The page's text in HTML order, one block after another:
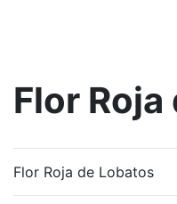
Flor
Flor Roja de Lobatos